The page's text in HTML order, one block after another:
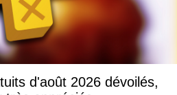
d'août 2026 dévoilés,